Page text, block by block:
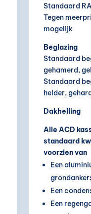
Standaard
Tegen
mogelijk
Beglazing
Standaard
gehamerd,
Standaard
helder,
Dakhelling
Alle ACD
standaard
voorzien van
Een
Een
Een